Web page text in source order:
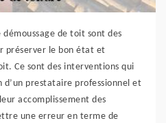
de toit sont des
préserver le bon état et
Ce sont des interventions qui
prestataire professionnel et
accomplissement des
une erreur en terme de